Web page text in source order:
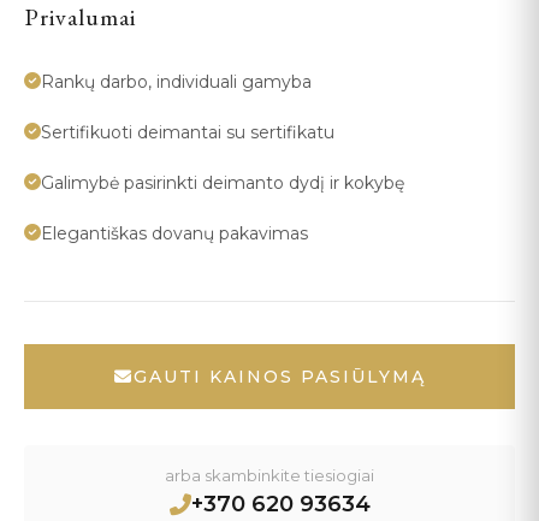
Privalumai
Rankų darbo, individuali gamyba
Sertifikuoti deimantai su sertifikatu
Galimybė pasirinkti deimanto dydį ir kokybę
Elegantiškas dovanų pakavimas
GAUTI KAINOS PASIŪLYMĄ
arba skambinkite tiesiogiai
+370 620 93634